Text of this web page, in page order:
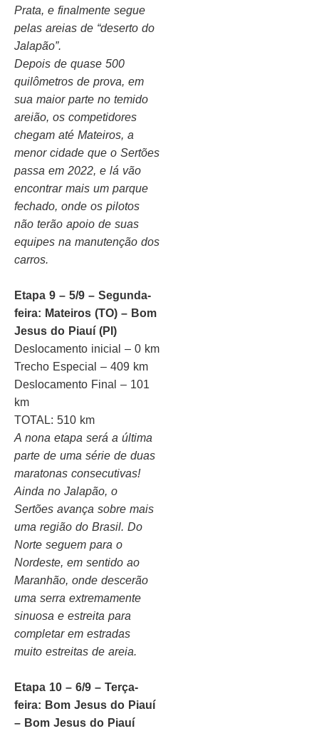
Prata, e finalmente segue
pelas areias de “deserto do
Jalapão”.
Depois de quase 500
quilômetros de prova, em
sua maior parte no temido
areião, os competidores
chegam até Mateiros, a
menor cidade que o Sertões
passa em 2022, e lá vão
encontrar mais um parque
fechado, onde os pilotos
não terão apoio de suas
equipes na manutenção dos
carros.
Etapa 9 – 5/9 – Segunda-
feira: Mateiros (TO) – Bom
Jesus do Piauí (PI)
Deslocamento inicial – 0 km
Trecho Especial – 409 km
Deslocamento Final – 101
km
TOTAL: 510 km
A nona etapa será a última
parte de uma série de duas
maratonas consecutivas!
Ainda no Jalapão, o
Sertões avança sobre mais
uma região do Brasil. Do
Norte seguem para o
Nordeste, em sentido ao
Maranhão, onde descerão
uma serra extremamente
sinuosa e estreita para
completar em estradas
muito estreitas de areia.
Etapa 10 – 6/9 – Terça-
feira: Bom Jesus do Piauí
– Bom Jesus do Piauí